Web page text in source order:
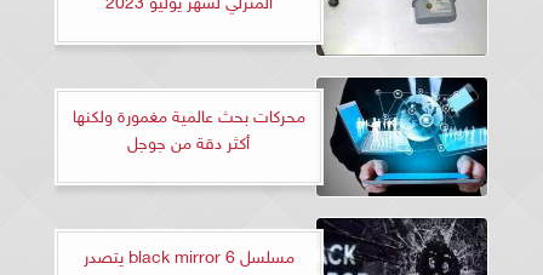
محركات بحث عالمية مغمورة ولكنها
أكثر دقة من جوجل
مسلسل black mirror 6 يتصدر